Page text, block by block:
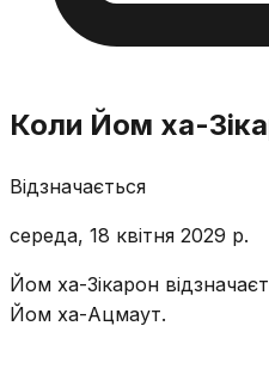
Коли Йом ха-
Відзначається
середа, 18 квітня 2029 р.
Йом ха-Зікарон
Йом ха-Ацмаут.